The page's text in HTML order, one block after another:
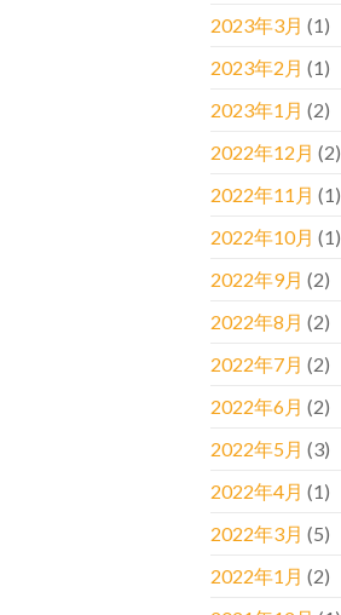
2023年3月 (1)
2023年2月 (1)
2023年1月 (2)
2022年12月 (2)
2022年11月 (1)
2022年10月 (1)
2022年9月 (2)
2022年8月 (2)
2022年7月 (2)
2022年6月 (2)
2022年5月 (3)
2022年4月 (1)
2022年3月 (5)
2022年1月 (2)